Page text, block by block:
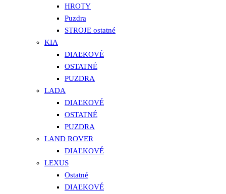
HROTY
Puzdra
STROJE ostatné
KIA
DIAĽKOVÉ
OSTATNÉ
PUZDRA
LADA
DIAĽKOVÉ
OSTATNÉ
PUZDRA
LAND ROVER
DIAĽKOVÉ
LEXUS
Ostatné
DIAĽKOVÉ